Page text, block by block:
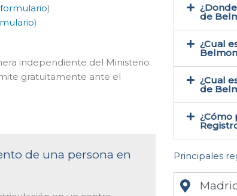
)
)
independiente del Ministerio
gratuitamente ante el
de una persona en
de
¿Cual
¿Cual
de
¿Cómo
Principales